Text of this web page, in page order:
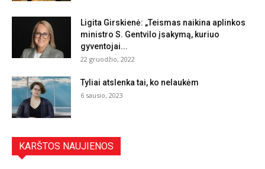
Ligita Girskienė: „Teismas naikina aplinkos
ministro S. Gentvilo įsakymą, kuriuo
gyventojai...
22 gruodžio, 2022
Tyliai atslenka tai, ko nelaukėm
6 sausio, 2023
KARŠTOS NAUJIENOS